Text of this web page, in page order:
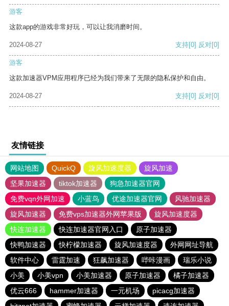
游客
这款app的游戏非常好玩，可以让我消磨时间。
2024-08-27 支持[0] 反对[0]
游客
这款加速器VPM应用程序已经为我们带来了无限的隐私保护和自由。
2024-08-27 支持[0] 反对[0]
友情链接
网站地图 QuickQ 旋风加速度器
旋风加速
坚果加速器
tiktok加速器
狗急加速器官网
免费vqn外网加速
小蓝鸟 优途加速器官网
风驰加速器
旋风加速器
免费vps加速器外网苹果版
旋风加速度器
快连加速器
快连加速器官网入口
原子加速器
快鸭加速器
快柠檬加速器 旋风加速度器
外网网址导航
软件中心
雷霆加速 狂飙加速器 哔咔漫画
瑞乐小说
小美
小美vpn 小美加速器 原子加速器
橘子加速器
优云666
hammer加速器 一元机场
picacg加速器